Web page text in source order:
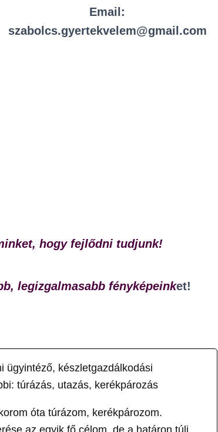
Email:
szabolcs.gyertekvelem@gmail.com
hogy fejlődni tudjunk!
legizgalmasabb fényképeinket!
ügyintéző, készletgazdálkodási
túrázás, utazás, kerékpározás
óta túrázom, kerékpározom.
az egyik fő célom, de a határon túli